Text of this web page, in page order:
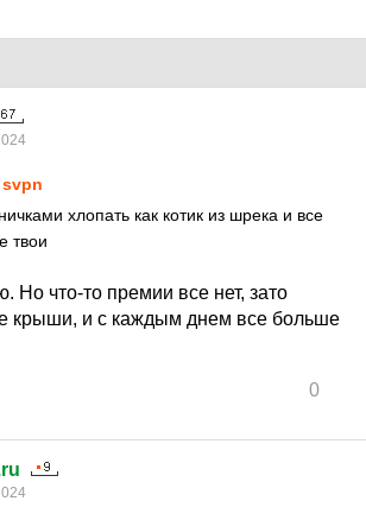
svpn
хлопать как котик из шрека и все
твои
Но что-то премии все нет, зато
крыши, и с каждым днем все больше
0